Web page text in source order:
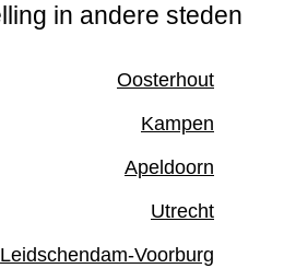
in andere steden
Oosterhout
Kampen
Apeldoorn
Utrecht
Leidschendam-Voorburg